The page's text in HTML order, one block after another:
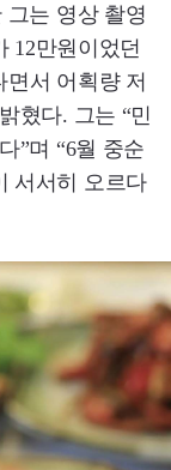
그는 영상 촬영
12만원이었던
면서 어획량 저
혔다. 그는 “민
”며 “6월 중순
서서히 오르다